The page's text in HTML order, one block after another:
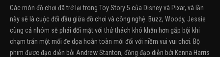
Các món đồ chơi đã trở lại trong Toy Story 5 của Disney và Pixar, và lần
này sẽ là cuộc đối đầu giữa đồ chơi và công nghệ. Buzz, Woody, Jessie
cùng cả nhóm sẽ phải đối mặt với thử thách khó khăn hơn gấp bội khi
chạm trán một mối đe dọa hoàn toàn mới đối với niềm vui vui chơi. Bộ
phim được đạo diễn bởi Andrew Stanton, đồng đạo diễn bởi Kenna Harris